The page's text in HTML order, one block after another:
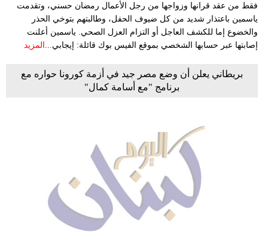
فقط من عقد قرانها وزواجها من رجل الأعمال رمضان حسني، وتقدمت
ياسمين باعتذار شديد من كل ضيوف الحفل، وطالبتهم بتوخي الحذر
والخضوع إما للكشف العاجل أو التزام العزل الصحي. ياسمين أعلنت
إصابتها عبر حسابها الشخصي بموقع الفيس بوك قائلة: إيجابي...
المزيد
بريطاني يعلن أن وضع مصر جيد في أزمة كورونا حواره مع
برنامج "مع أسامة كمال"